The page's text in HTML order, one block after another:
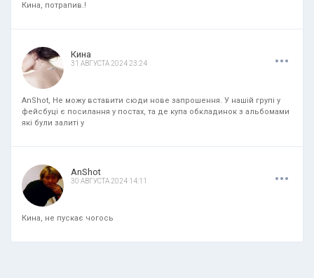
Кина, потрапив.!
Кина
31 АВГУСТА 2024 23:24 ...
AnShot, Не можу вставити сюди нове запрошення. У нашій групі у
фейсбуці є посилання у постах, та де купа обкладинок з альбомами
які були залиті у
AnShot
30 АВГУСТА 2024 14:11 ...
Кина, не пускає чогось